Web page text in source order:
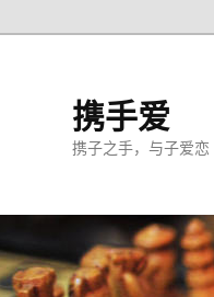
携手爱
携子之手，与子爱恋